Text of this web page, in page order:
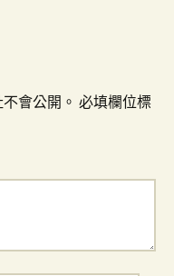
會公開。 必填欄位標